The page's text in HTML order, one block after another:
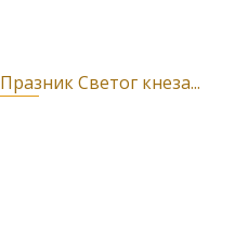
Празник Светог кнеза...